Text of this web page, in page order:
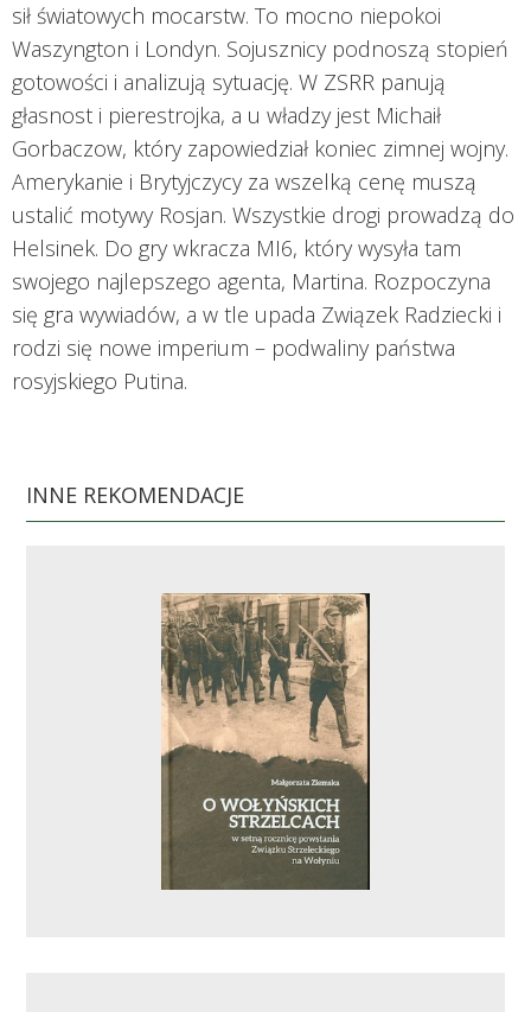
sił światowych mocarstw. To mocno niepokoi
Waszyngton i Londyn. Sojusznicy podnoszą stopień
gotowości i analizują sytuację. W ZSRR panują
głasnost i pierestrojka, a u władzy jest Michaił
Gorbaczow, który zapowiedział koniec zimnej wojny.
Amerykanie i Brytyjczycy za wszelką cenę muszą
ustalić motywy Rosjan. Wszystkie drogi prowadzą do
Helsinek. Do gry wkracza MI6, który wysyła tam
swojego najlepszego agenta, Martina. Rozpoczyna
się gra wywiadów, a w tle upada Związek Radziecki i
rodzi się nowe imperium – podwaliny państwa
rosyjskiego Putina.
INNE REKOMENDACJE